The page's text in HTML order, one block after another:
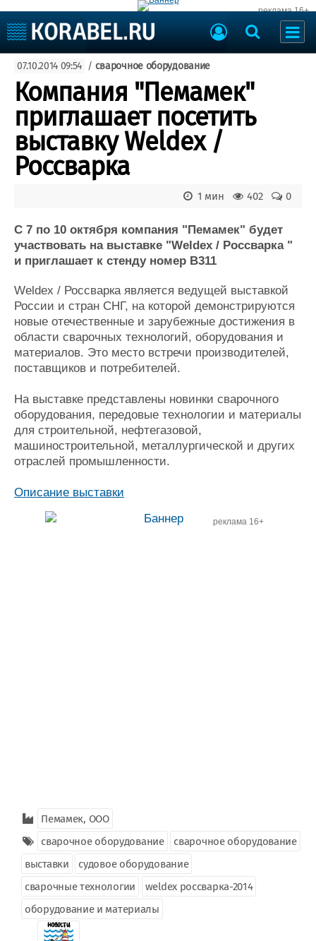
реклама 16+
Судоходство
Судоремонт
События
Порты
Рыболовство
ВМФ
Образование
Яхты и катера
Еще
Пульс
Новости
Компании
Работа
Крюинг
Журнал
Реклама
Доска объявлений
Продажа флота
Оборудование
Материалы
Услуги
Выставки и семинары
Личности
Словарь
Галерея флота
Форум
Отзывы
Все службы
07.10.2014 09:54 / сварочное оборудование
Компания "Пемамек"
приглашает посетить
выставку Weldex /
Россварка
0
402
1 мин
С 7 по 10 октября компания "Пемамек" будет
участвовать на выставке "Weldex / Россварка "
и приглашает к стенду номер B311
Weldex / Россварка является ведущей выставкой
России и стран СНГ, на которой демонстрируются
новые отечественные и зарубежные достижения в
области сварочных технологий, оборудования и
материалов. Это место встречи производителей,
поставщиков и потребителей.
На выставке представлены новинки сварочного
оборудования, передовые технологии и материалы
для строительной, нефтегазовой,
машиностроительной, металлургической и других
отраслей промышленности.
Описание выставки
реклама 16+
Пемамек, ООО
сварочное оборудование
сварочное оборудование
выставки
судовое оборудование
сварочные технологии
weldex россварка-2014
оборудование и материалы